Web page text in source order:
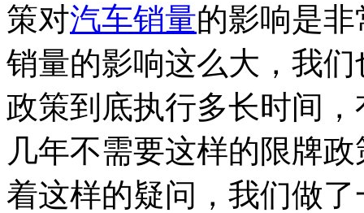
策对汽车销量的影响是
销量的影响这么大，我
政策到底执行多长时间
几年不需要这样的限牌
着这样的疑问，我们做